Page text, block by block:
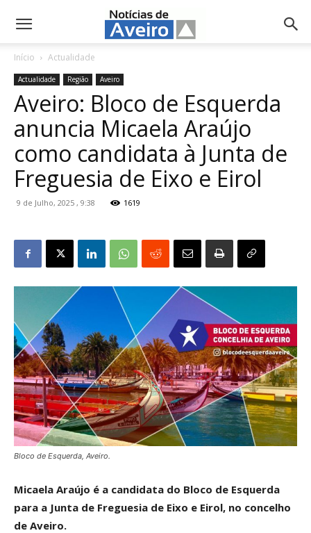
NotíciasdeAveiro.pt
Início Actualidade
Actualidade Região Aveiro
Aveiro: Bloco de Esquerda
anuncia Micaela Araújo
como candidata à Junta de
Freguesia de Eixo e Eirol
9 de Julho, 2025 , 9:38 1619
Bloco de Esquerda, Aveiro.
Micaela Araújo é a candidata do Bloco de Esquerda
para a Junta de Freguesia de Eixo e Eirol, no concelho
de Aveiro.